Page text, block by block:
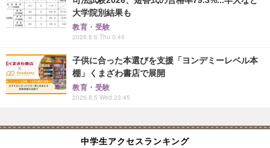
大学院別結果も
教育・受験
2026.8.6 Thu 0:45
子供に合った本選びを支援「ヨンデミーレベル本
棚」くまざわ書店で展開
教育・受験
2026.8.5 Wed 23:45
中学生アクセスランキング